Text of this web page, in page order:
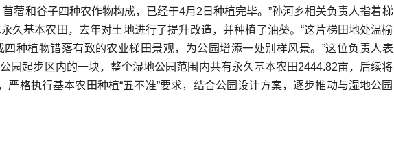
和谷子四种农作物构成，已经于4月2日种植完毕。”孙河乡相关负责人指着梯
久基本农田，去年对土地进行了提升改造，并种植了油葵。“这片梯田地处温榆
种植物错落有致的农业梯田景观，为公园增添一处别样风景。”这位负责人表
园起步区内的一块，整个湿地公园范围内共有永久基本农田2444.82亩，后续将
严格执行基本农田种植“五不准”要求，结合公园设计方案，逐步推动与湿地公园